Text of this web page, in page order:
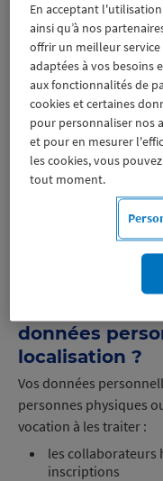
prestations, nos
événementssur le
intérêt légitime à
client ainsi que de
communications
réaliser des
la poursuite de
oeuvre nos
mettre en oeuvre
inscrire à nos
de la poursuite
contact avec vous
données
localisation ?
Vos données
personnes physiques
vocation à les traiter :
les collaborateurs
inscriptions
En acceptant
ainsi qu’à nos
offrir un meilleur
adaptées à vos besoins
aux fonctionnalités de
cookies et certaines
pour personnaliser nos
et pour en mesurer
les cookies, vous
tout moment.